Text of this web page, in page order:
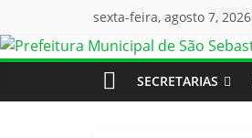
sexta-feira, agosto 7, 2026
SECRETARIAS